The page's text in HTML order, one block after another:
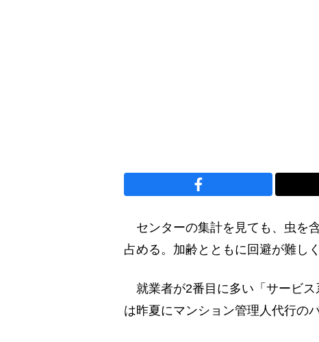
センターの集計を見ても、虫を
占める。加齢とともに回避が難し
就業者が2番目に多い「サービス
は昨夏にマンション管理人代行の